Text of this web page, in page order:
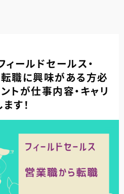
ィールドセールス・
職に興味がある方必
トが仕事内容・キャリ
す！